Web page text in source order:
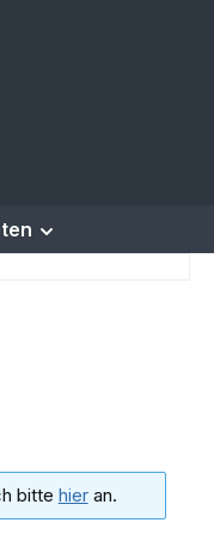
bitte hieran.